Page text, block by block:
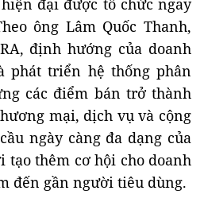
đại được tổ chức ngay
ông Lâm Quốc Thanh,
định hướng của doanh
phát triển hệ thống phân
các điểm bán trở thành
mại, dịch vụ và cộng
ngày càng đa dạng của
tạo thêm cơ hội cho doanh
đến gần người tiêu dùng.